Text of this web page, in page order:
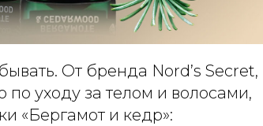
От бренда Nord’s Secret,
уходу за телом и волосами,
«Бергамот и кедр»: